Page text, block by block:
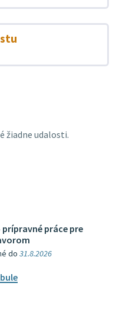
žiadne udalosti.
prípravné práce pre
do31.8.2026